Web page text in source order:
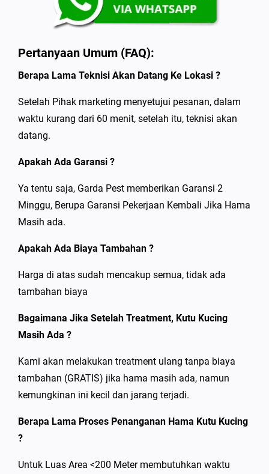
Pertanyaan Umum (FAQ):
Berapa Lama Teknisi Akan Datang Ke Lokasi ?
Setelah Pihak marketing menyetujui pesanan, dalam
waktu kurang dari 60 menit, setelah itu, teknisi akan
datang.
Apakah Ada Garansi ?
Ya tentu saja, Garda Pest memberikan Garansi 2
Minggu, Berupa Garansi Pekerjaan Kembali Jika Hama
Masih ada.
Apakah Ada Biaya Tambahan ?
Harga di atas sudah mencakup semua, tidak ada
tambahan biaya
Bagaimana Jika Setelah Treatment, Kutu Kucing
Masih Ada ?
Kami akan melakukan treatment ulang tanpa biaya
tambahan (GRATIS) jika hama masih ada, namun
kemungkinan ini kecil dan jarang terjadi.
Berapa Lama Proses Penanganan Hama Kutu Kucing
?
Untuk Luas Area <200 Meter membutuhkan waktu